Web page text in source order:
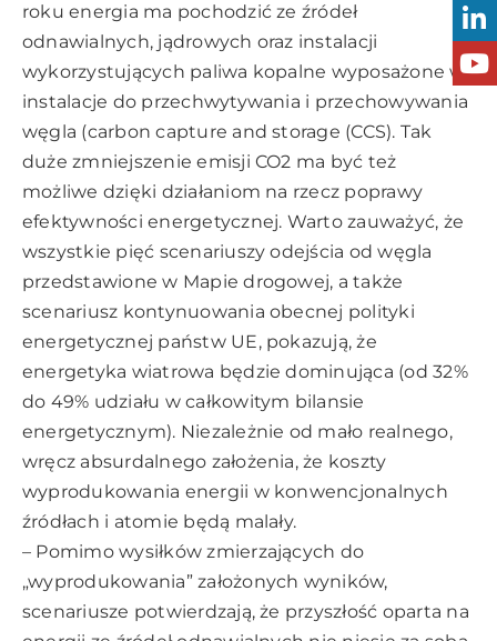
roku energia ma pochodzić ze źródeł
odnawialnych, jądrowych oraz instalacji
wykorzystujących paliwa kopalne wyposażone w
instalacje do przechwytywania i przechowywania
węgla (carbon capture and storage (CCS). Tak
duże zmniejszenie emisji CO2 ma być też
możliwe dzięki działaniom na rzecz poprawy
efektywności energetycznej. Warto zauważyć, że
wszystkie pięć scenariuszy odejścia od węgla
przedstawione w Mapie drogowej, a także
scenariusz kontynuowania obecnej polityki
energetycznej państw UE, pokazują, że
energetyka wiatrowa będzie dominująca (od 32%
do 49% udziału w całkowitym bilansie
energetycznym). Niezależnie od mało realnego,
wręcz absurdalnego założenia, że koszty
wyprodukowania energii w konwencjonalnych
źródłach i atomie będą malały.
– Pomimo wysiłków zmierzających do
„wyprodukowania” założonych wyników,
scenariusze potwierdzają, że przyszłość oparta na